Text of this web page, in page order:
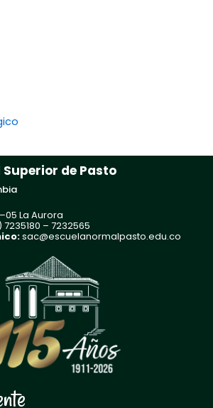
de Pasto
La Aurora
7235180 – 7232565
sac@escuelanormalpasto.edu.co